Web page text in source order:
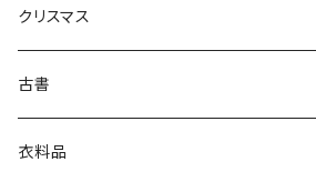
芸術・絵画・写真
絵本・児童書
娯楽・エンターテインメント
クリスマス
古書
古書セット
衣料品